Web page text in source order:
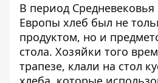
В период
Европы хлеб был не
продуктом, но и
стола. Хозяйки того
трапезе, клали на стол